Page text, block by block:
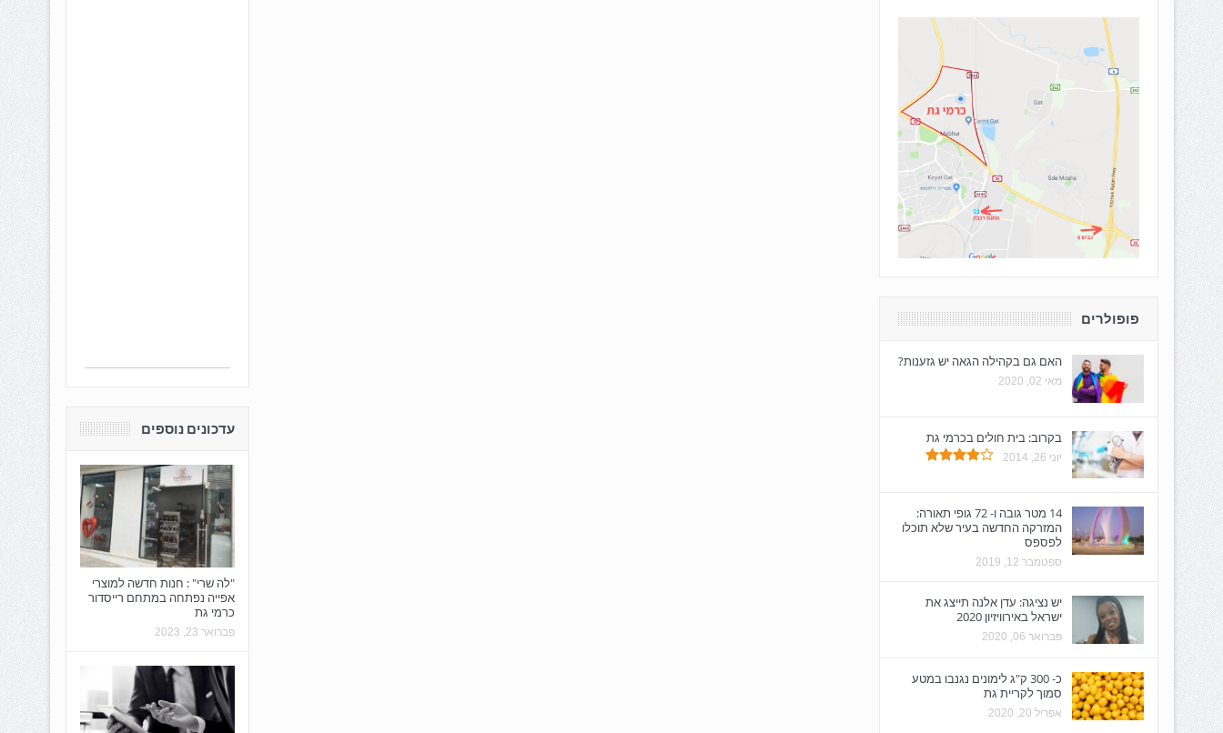
עדכונים נוספים
"לה שרי" : חנות חדשה למוצרי
אפייה נפתחה במתחם רייסדור
כרמי גת
פברואר 23, 2023
פופולרים
האם גם בקהילה הגאה יש גזענות?
מאי 02, 2020
בקרוב: בית חולים בכרמי גת
יוני 26, 2014
14 מטר גובה ו- 72 גופי תאורה:
המזרקה החדשה בעיר שלא תוכלו
לפספס
ספטמבר 12, 2019
יש נציגה: עדן אלנה תייצג את
ישראל באירוויזיון 2020
פברואר 06, 2020
כ- 300 ק"ג לימונים נגנבו במטע
סמוך לקריית גת
אפריל 20, 2020